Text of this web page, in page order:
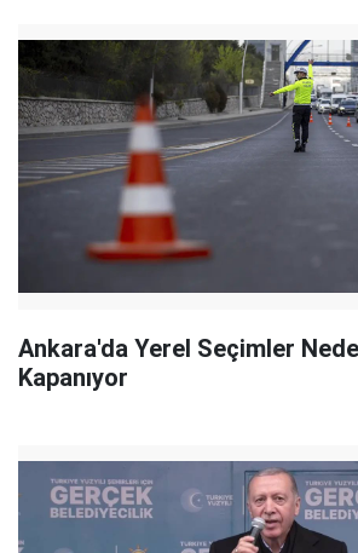
Ankara'da Yerel Seçimler
Kapanıyor